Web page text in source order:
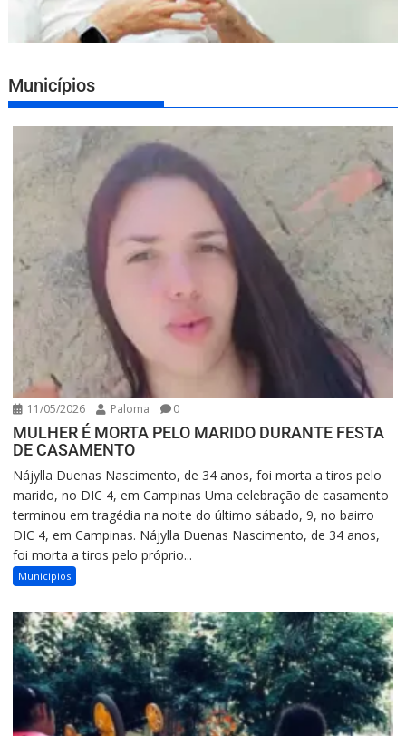
Municípios
11/05/2026 Paloma 0
MULHER É MORTA PELO MARIDO DURANTE FESTA
DE CASAMENTO
Nájylla Duenas Nascimento, de 34 anos, foi morta a tiros pelo
marido, no DIC 4, em Campinas Uma celebração de casamento
terminou em tragédia na noite do último sábado, 9, no bairro
DIC 4, em Campinas. Nájylla Duenas Nascimento, de 34 anos,
foi morta a tiros pelo próprio...
Municipios